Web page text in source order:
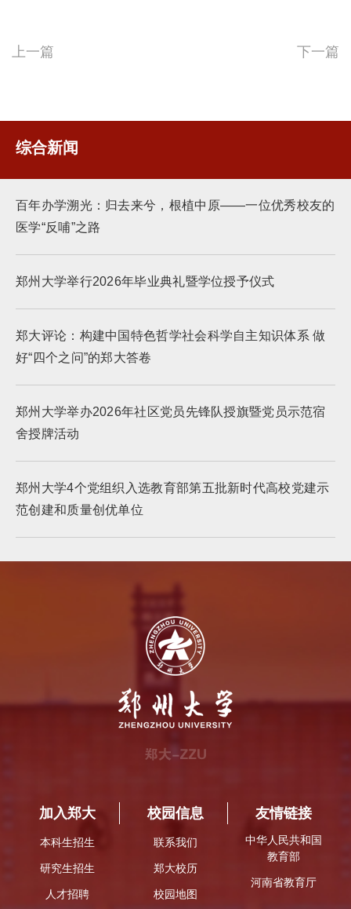
上一篇 下一篇
综合新闻
百年办学溯光：归去来兮，根植中原——一位优秀校友的
医学“反哺”之路
郑州大学举行2026年毕业典礼暨学位授予仪式
郑大评论：构建中国特色哲学社会科学自主知识体系 做
好“四个之问”的郑大答卷
郑州大学举办2026年社区党员先锋队授旗暨党员示范宿
舍授牌活动
郑州大学4个党组织入选教育部第五批新时代高校党建示
范创建和质量创优单位
加入郑大
本科生招生
研究生招生
人才招聘
校园信息
联系我们
郑大校历
校园地图
友情链接
中华人民共和国
教育部
河南省教育厅